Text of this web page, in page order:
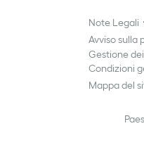
Note Legali
Avviso sulla
Gestione
Condizioni
Mappa del